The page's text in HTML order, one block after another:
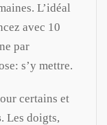
L’idéal
avec 10
par
s’y mettre.
certains et
. Les doigts,